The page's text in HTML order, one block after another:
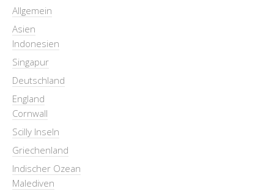
Allgemein
Asien
Indonesien
Singapur
Deutschland
England
Cornwall
Scilly Inseln
Griechenland
Indischer Ozean
Malediven